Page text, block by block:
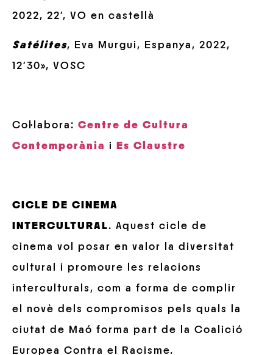
2022, 22′, VO en castellà
Satélites, Eva Murgui, Espanya, 2022,
12’30», VOSC
Col·labora: Centre de Cultura
Contemporània i Es Claustre
CICLE DE CINEMA
INTERCULTURAL. Aquest cicle de
cinema vol posar en valor la diversitat
cultural i promoure les relacions
interculturals, com a forma de complir
el novè dels compromisos pels quals la
ciutat de Maó forma part de la Coalició
Europea Contra el Racisme.